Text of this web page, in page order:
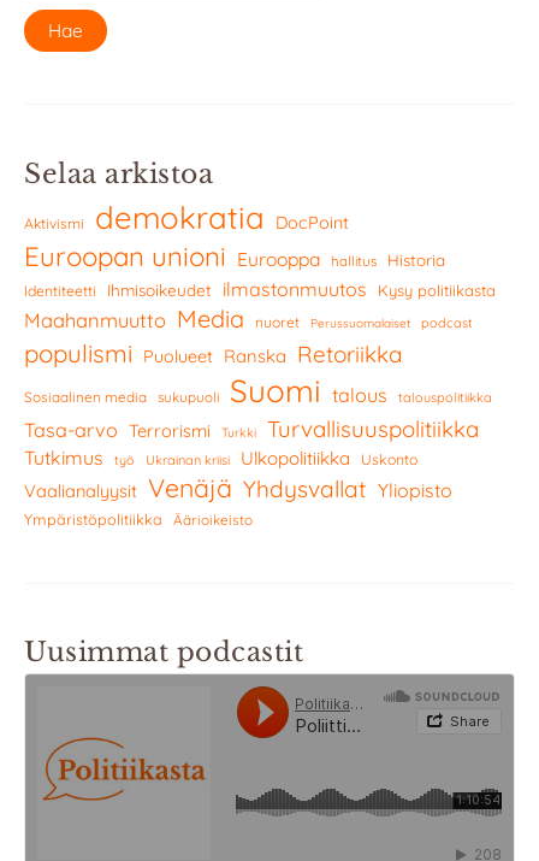
Selaa arkistoa
Aktivismi demokratia DocPoint
Euroopan unioni Eurooppa hallitus Historia
Identiteetti Ihmisoikeudet ilmastonmuutos Kysy politiikasta
Maahanmuutto Media nuoret Perussuomalaiset podcast
populismi Puolueet Ranska Retoriikka
Sosiaalinen media sukupuoli Suomi talous talouspolitiikka
Tasa-arvo Terrorismi Turkki Turvallisuuspolitiikka
Tutkimus työ Ukrainan kriisi Ulkopolitiikka Uskonto
Vaalianalyysit Venäjä Yhdysvallat Yliopisto
Ympäristöpolitiikka Äärioikeisto
Uusimmat podcastit